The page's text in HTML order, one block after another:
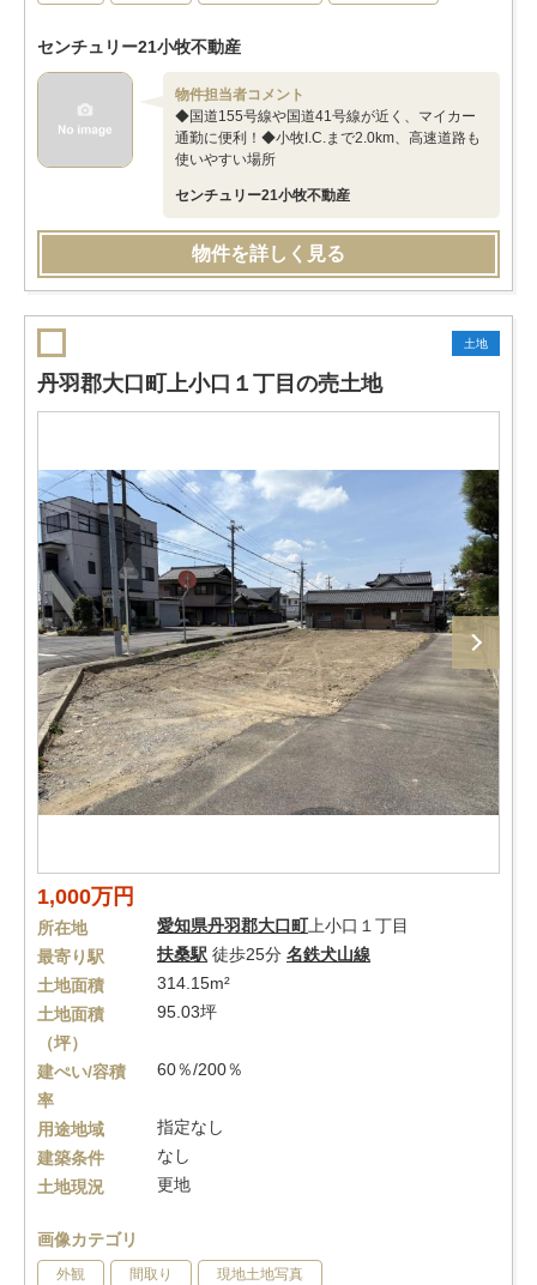
センチュリー21小牧不動産
物件担当者コメント
◆国道155号線や国道41号線が近く、マイカー
通勤に便利！◆小牧I.C.まで2.0km、高速道路も
使いやすい場所
センチュリー21小牧不動産
物件を詳しく見る
土地
丹羽郡大口町上小口１丁目の売土地
1,000万円
所在地 愛知県丹羽郡大口町上小口１丁目
最寄り駅
扶桑駅 徒歩25分 名鉄犬山線
土地面積
314.15m²
土地面積
（坪）
95.03坪
建ぺい/容積
率
60％/200％
用途地域
指定なし
建築条件
なし
土地現況
更地
画像カテゴリ
外観 間取り 現地土地写真